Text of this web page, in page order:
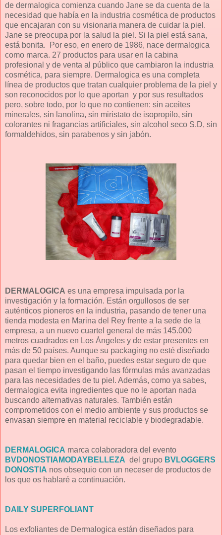
de dermalogica comienza cuando Jane se da cuenta de la
necesidad que había en la industria cosmética de productos
que encajaran con su visionaria manera de cuidar la piel.
Jane se preocupa por la salud la piel. Si la piel está sana,
está bonita. Por eso, en enero de 1986, nace dermalogica
como marca. 27 productos para usar en la cabina
profesional y de venta al público que cambiaron la industria
cosmética, para siempre. Dermalogica es una completa
línea de productos que tratan cualquier problema de la piel y
son reconocidos por lo que aportan y por sus resultados
pero, sobre todo, por lo que no contienen: sin aceites
minerales, sin lanolina, sin miristato de isopropilo, sin
colorantes ni fragancias artificiales, sin alcohol seco S.D, sin
formaldehidos, sin parabenos y sin jabón.
DERMALOGICA es una empresa impulsada por la
investigación y la formación. Están orgullosos de ser
auténticos pioneros en la industria, pasando de tener una
tienda modesta en Marina del Rey frente a la sede de la
empresa, a un nuevo cuartel general de más 145.000
metros cuadrados en Los Ángeles y de estar presentes en
más de 50 países. Aunque su packaging no esté diseñado
para quedar bien en el baño, puedes estar seguro de que
pasan el tiempo investigando las fórmulas más avanzadas
para las necesidades de tu piel. Además, como ya sabes,
dermalogica evita ingredientes que no le aportan nada
buscando alternativas naturales. También están
comprometidos con el medio ambiente y sus productos se
envasan siempre en material reciclable y biodegradable.
DERMALOGICA marca colaboradora del evento
BVDONOSTIAMODAYBELLEZA del grupo BVLOGGERS
DONOSTIA nos obsequio con un neceser de productos de
los que os hablaré a continuación.
DAILY SUPERFOLIANT
Los exfoliantes de Dermalogica están diseñados para